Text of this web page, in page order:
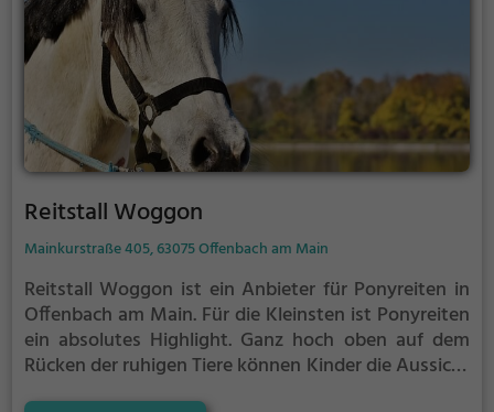
Reitstall Woggon
Mainkurstraße 405, 63075 Offenbach am Main
Reitstall Woggon ist ein Anbieter für Ponyreiten in
Offenbach am Main. Für die Kleinsten ist Ponyreiten
ein absolutes Highlight. Ganz hoch oben auf dem
Rücken der ruhigen Tiere können Kinder die Aussicht